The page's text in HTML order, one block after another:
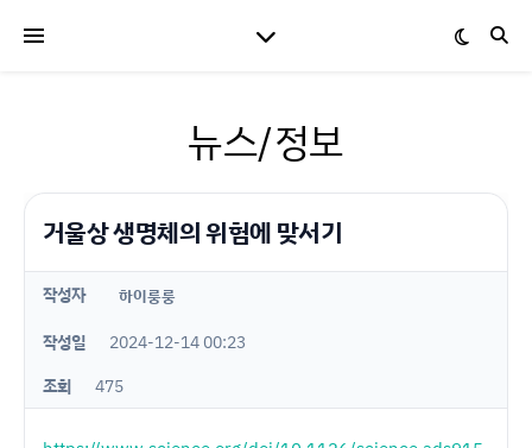
뉴스/정보
거울상 생명체의 위험에 맞서기
작성자 하이룽룽
작성일
2024-12-14 00:23
조회
475